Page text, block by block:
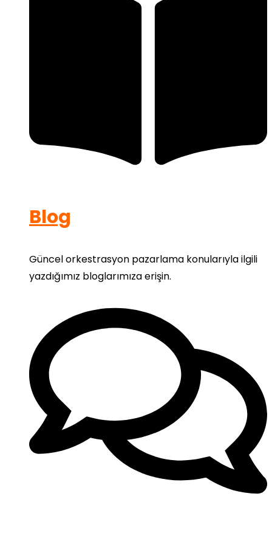
Blog
Güncel orkestrasyon pazarlama konularıyla ilgili
yazdığımız bloglarımıza erişin.